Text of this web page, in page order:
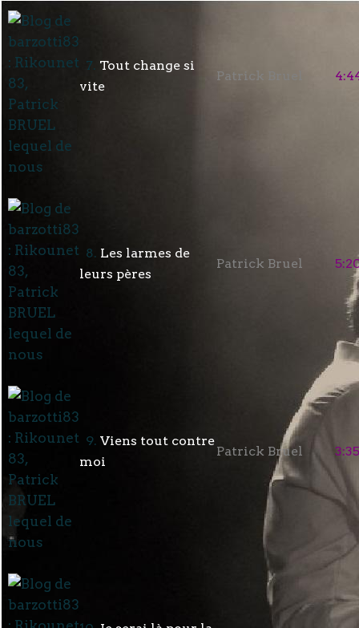
7. Tout change si
vite
Patrick Bruel
8. Les larmes de
leurs pères
Patrick Bruel
9. Viens tout contre
moi
Patrick Bruel 3:35